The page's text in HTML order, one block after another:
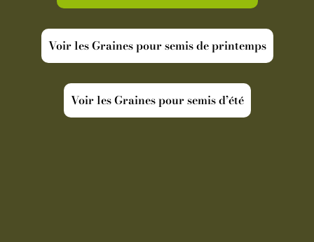
Voir les Graines pour semis de printemps
Voir les Graines pour semis d’été